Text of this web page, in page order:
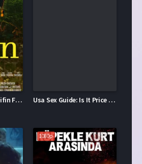
Tepenin Uşakları 2 Zifin Full İzle Usa Sex Guide: Is It Price Your Attention? Time To Reveal
1080p